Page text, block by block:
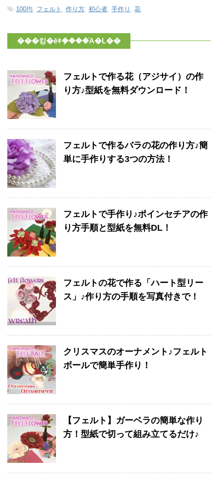
-100均, フェルト , 作り方, 初心者, 手作り , 花
���킹�ēǂ݂����֘A�L��
フェルトで作る花（アジサイ）の作
り方♪型紙を無料ダウンロード！
フェルトで作るバラの花の作り方♪簡
単に手作りする3つの方法！
フェルトで手作り♪ポインセチアの作
り方手順と型紙を無料DL！
フェルトの花で作る「ハート型リー
ス」♪作り方の手順を写真付きで！
クリスマスのオーナメント♪フェルト
ボールで簡単手作り！
【フェルト】ガーベラの簡単な作り
方！型紙で切って組み立てるだけ♪